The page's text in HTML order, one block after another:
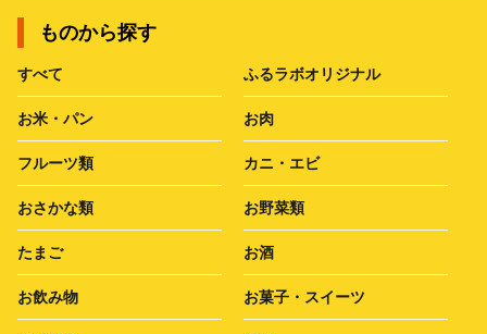
ものから探す
すべて ふるラボオリジナル
お米・パン お肉
フルーツ類 カニ・エビ
おさかな類 お野菜類
たまご お酒
お飲み物 お菓子・スイーツ